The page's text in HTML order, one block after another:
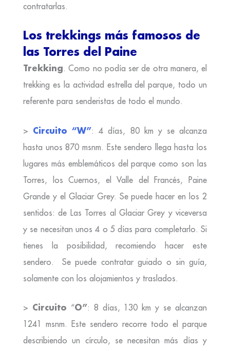
contratarlas.
Los trekkings más famosos de
las Torres del Paine
Trekking. Como no podía ser de otra manera, el
trekking es la actividad estrella del parque, todo un
referente para senderistas de todo el mundo.
> Circuito “W”: 4 días, 80 km y se alcanza
hasta unos 870 msnm. Este sendero llega hasta los
lugares más emblemáticos del parque como son las
Torres, los Cuernos, el Valle del Francés, Paine
Grande y el Glaciar Grey. Se puede hacer en los 2
sentidos: de Las Torres al Glaciar Grey y viceversa
y se necesitan unos 4 o 5 días para completarlo. Si
tienes la posibilidad, recomiendo hacer este
sendero. Se puede contratar guiado o sin guía,
solamente con los alojamientos y traslados.
> Circuito “O”: 8 días, 130 km y se alcanzan
1241 msnm. Este sendero recorre todo el parque
describiendo un círculo, se necesitan más días y